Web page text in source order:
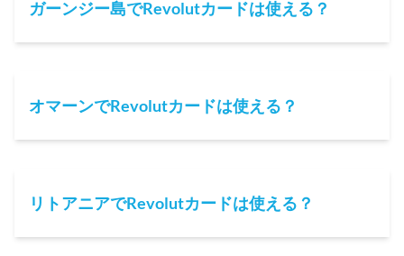
ガーンジー島でRevolutカードは使える？
オマーンでRevolutカードは使える？
リトアニアでRevolutカードは使える？